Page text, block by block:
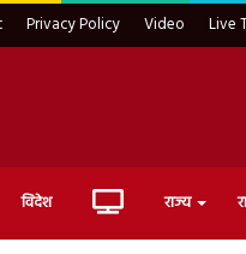
Privacy Policy Video Live
विदेश Live राज्य